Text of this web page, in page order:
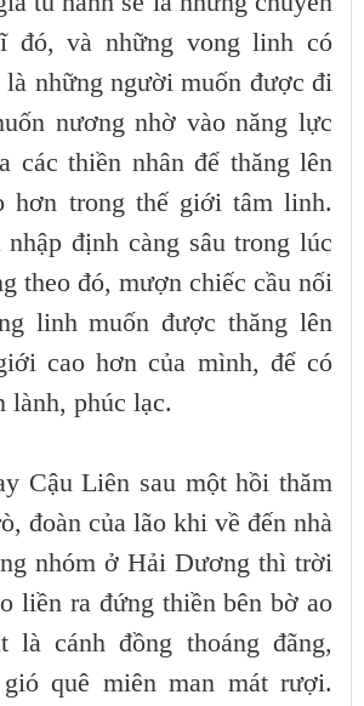
đó, và những vong linh có
là những người muốn được đi
nương nhờ vào năng lực
các thiền nhân để thăng lên
hơn trong thế giới tâm linh.
định càng sâu trong lúc
theo đó, mượn chiếc cầu nối
linh muốn được thăng lên
cao hơn của mình, để có
lành, phúc lạc.
Liên sau một hồi thăm
đoàn của lão khi về đến nhà
nhóm ở Hải Dương thì trời
liền ra đứng thiền bên bờ ao
là cánh đồng thoáng đãng,
quê miên man mát rượi.